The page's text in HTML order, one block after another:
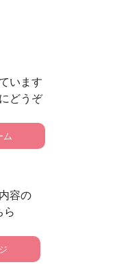
います
どうぞ
ム
容の
ら